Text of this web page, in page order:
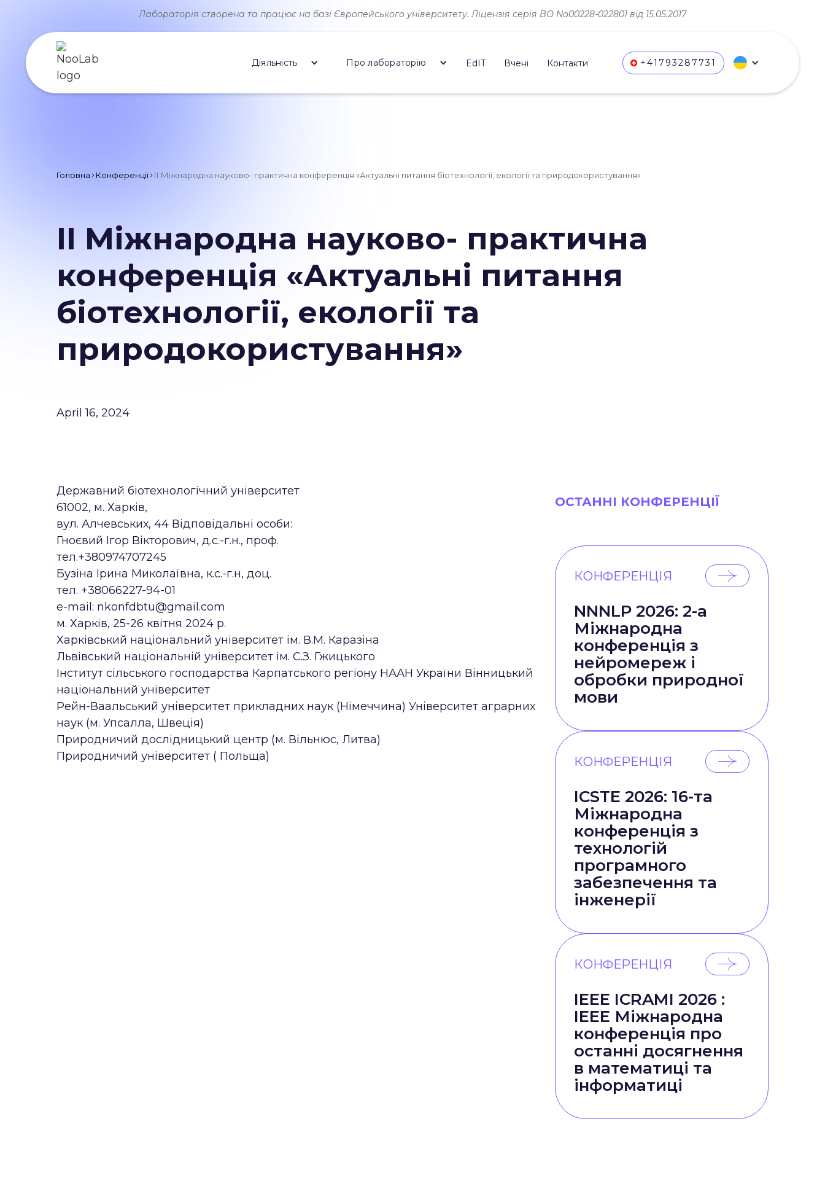
Лабораторія створена та працює на базі Європейського університету. Ліцензія серія ВО No00228-022801 від 15.05.2017
Діяльність Про лабораторію EdIT Вчені Контакти +41793287731
Головна Конференції ІІ Міжнародна науково- практична конференція «Актуальні питання біотехнології, екології та природокористування»
ІІ Міжнародна науково- практична
конференція «Актуальні питання
біотехнології, екології та
природокористування»
April 16, 2024
Державний біотехнологічний університет
61002, м. Харків,
вул. Алчевських, 44 Відповідальні особи:
Гноєвий Ігор Вікторович, д.с.-г.н., проф.
тел.+380974707245
Бузіна Ірина Миколаївна, к.с.-г.н, доц.
тел. +38066227-94-01
e-mail: nkonfdbtu@gmail.com
м. Харків, 25-26 квітня 2024 р.
Харківський національний університет ім. В.М. Каразіна
Львівський національній університет ім. С.З. Гжицького
Інститут сільського господарства Карпатського регіону НААН України Вінницький
національний університет
Рейн-Ваальський університет прикладних наук (Німеччина) Університет аграрних
наук (м. Упсалла, Швеція)
Природничий дослідницький центр (м. Вільнюс, Литва)
Природничий університет ( Польща)
ОСТАННІ КОНФЕРЕНЦІЇ
КОНФЕРЕНЦІЯ
NNNLP 2026: 2-а
Міжнародна
конференція з
нейромереж і
обробки природної
мови
КОНФЕРЕНЦІЯ
ICSTE 2026: 16-та
Міжнародна
конференція з
технологій
програмного
забезпечення та
інженерії
КОНФЕРЕНЦІЯ
IEEE ICRAMI 2026 :
IEEE Міжнародна
конференція про
останні досягнення
в математиці та
інформатиці